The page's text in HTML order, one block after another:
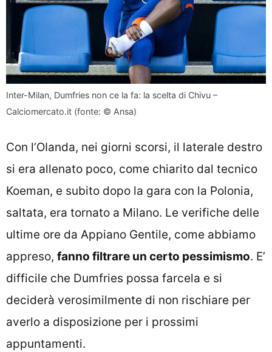
Inter-Milan, Dumfries non ce la fa: la scelta di Chivu –
Calciomercato.it (fonte: © Ansa)
Con l’OIanda, nei giorni scorsi, il laterale destro
si era allenato poco, come chiarito dal tecnico
Koeman, e subito dopo la gara con la Polonia,
saltata, era tornato a Milano. Le verifiche delle
ultime ore da Appiano Gentile, come abbiamo
appreso, fanno filtrare un certo pessimismo. E’
difficile che Dumfries possa farcela e si
deciderà verosimilmente di non rischiare per
averlo a disposizione per i prossimi
appuntamenti.